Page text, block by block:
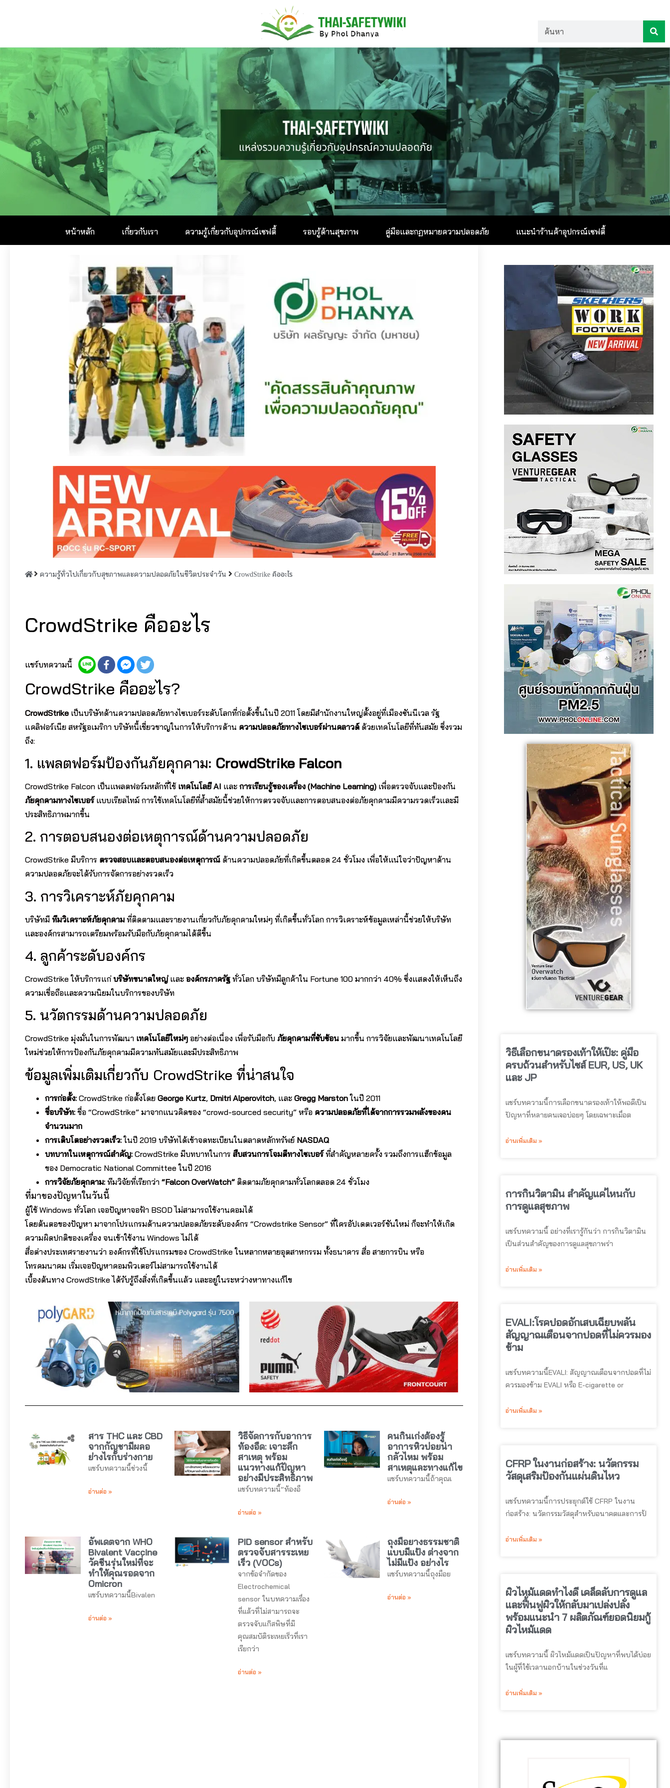
หน้าหลัก เกี่ยวกับเรา ความรู้เกี่ยวกับอุปกรณ์เซฟตี้ รอบรู้ด้านสุขภาพ คู่มือและกฏหมายความปลอดภัย แนะนำร้านค้าอุปกรณ์เซฟตี้
ความรู้ทั่วไปเกี่ยวกับสุขภาพและความปลอดภัยในชีวิตประจำวัน CrowdStrike คืออะไร
CrowdStrike คืออะไร
แชร์บทความนี้
CrowdStrike คืออะไร?
CrowdStrike เป็นบริษัทด้านความปลอดภัยทางไซเบอร์ระดับโลกที่ก่อตั้งขึ้นในปี 2011 โดยมีสำนักงานใหญ่ตั้งอยู่ที่เมืองซันนีเวล รัฐ
แคลิฟอร์เนีย สหรัฐอเมริกา บริษัทนี้เชี่ยวชาญในการให้บริการด้าน ความปลอดภัยทางไซเบอร์ผ่านคลาวด์ด้วยเทคโนโลยีที่ทันสมัย ซึ่งรวม
ถึง:
1. แพลตฟอร์มป้องกันภัยคุกคาม: CrowdStrike Falcon
CrowdStrike Falcon เป็นแพลตฟอร์มหลักที่ใช้ เทคโนโลยี AI และ การเรียนรู้ของเครื่อง (Machine Learning) เพื่อตรวจจับและป้องกัน
ภัยคุกคามทางไซเบอร์แบบเรียลไทม์ การใช้เทคโนโลยีที่ล้ำสมัยนี้ช่วยให้การตรวจจับและการตอบสนองต่อภัยคุกคามมีความรวดเร็วและมี
ประสิทธิภาพมากขึ้น
2. การตอบสนองต่อเหตุการณ์ด้านความปลอดภัย
CrowdStrike มีบริการ ตรวจสอบและตอบสนองต่อเหตุการณ์ ด้านความปลอดภัยที่เกิดขึ้นตลอด 24 ชั่วโมง เพื่อให้แน่ใจว่าปัญหาด้าน
ความปลอดภัยจะได้รับการจัดการอย่างรวดเร็ว
3. การวิเคราะห์ภัยคุกคาม
บริษัทมี ทีมวิเคราะห์ภัยคุกคาม ที่ติดตามและรายงานเกี่ยวกับภัยคุกคามใหม่ๆ ที่เกิดขึ้นทั่วโลก การวิเคราะห์ข้อมูลเหล่านี้ช่วยให้บริษัท
และองค์กรสามารถเตรียมพร้อมรับมือกับภัยคุกคามได้ดีขึ้น
4. ลูกค้าระดับองค์กร
CrowdStrike ให้บริการแก่บริษัทขนาดใหญ่และ องค์กรภาครัฐ ทั่วโลก บริษัทมีลูกค้าใน Fortune 100 มากกว่า 40% ซึ่งแสดงให้เห็นถึง
ความเชื่อถือและความนิยมในบริการของบริษัท
5. นวัตกรรมด้านความปลอดภัย
CrowdStrike มุ่งมั่นในการพัฒนา เทคโนโลยีใหม่ๆ อย่างต่อเนื่อง เพื่อรับมือกับ ภัยคุกคามที่ซับซ้อน มากขึ้น การวิจัยและพัฒนาเทคโนโลยี
ใหม่ช่วยให้การป้องกันภัยคุกคามมีความทันสมัยและมีประสิทธิภาพ
ข้อมูลเพิ่มเติมเกี่ยวกับ CrowdStrike ที่น่าสนใจ
การก่อตั้ง: CrowdStrike ก่อตั้งโดย George Kurtz, Dmitri Alperovitch, และ Gregg Marstonในปี 2011
ชื่อบริษัท: ชื่อ “CrowdStrike” มาจากแนวคิดของ “crowd-sourced security” หรือ ความปลอดภัยที่ได้จากการรวมพลังของคน
จำนวนมาก
การเติบโตอย่างรวดเร็ว:ในปี 2019 บริษัทได้เข้าจดทะเบียนในตลาดหลักทรัพย์ NASDAQ
บทบาทในเหตุการณ์สำคัญ: CrowdStrike มีบทบาทในการ สืบสวนการโจมตีทางไซเบอร์ที่สำคัญหลายครั้ง รวมถึงการแฮ็กข้อมูล
ของ Democratic National Committee ในปี 2016
การวิจัยภัยคุกคาม: ทีมวิจัยที่เรียกว่า “Falcon OverWatch” ติดตามภัยคุกคามทั่วโลกตลอด 24 ชั่วโมง
ที่มาของปัญหาในวันนี้
ผู้ใช้ Windows ทั่วโลก เจอปัญหาจอฟ้า BSOD ไม่สามารถใช้งานคอมได้
โดยต้นตอของปัญหา มาจากโปรแกรมด้านความปลอดภัยระดับองค์กร “Crowdstrike Sensor” ที่ใครอัปเดตเวอร์ชันใหม่ ก็จะทำให้เกิด
ความผิดปกติของเครื่อง จนเข้าใช้งาน Windows ไม่ได้
สื่อต่างประเทศรายงานว่า องค์กรที่ใช้โปรแกรมของ CrowdStrike ในหลากหลายอุตสาหกรรม ทั้งธนาคาร สื่อ สายการบิน หรือ
โทรคมนาคม เริ่มเจอปัญหาคอมพิวเตอร์ไม่สามารถใช้งานได้
เบื้องต้นทาง CrowdStrike ได้รับรู้ถึงสิ่งที่เกิดขึ้นแล้ว และอยู่ในระหว่างหาทางแก้ไข
สาร THC และ CBD
จากกัญชามีผลอ
ย่างไรกับร่างกาย
แชร์บทความนี้ช่วงนี้
อ่านต่อ »
วิธีจัดการกับอาการ
ท้องอืด: เจาะลึก
สาเหตุ พร้อม
แนวทางแก้ปัญหา
อย่างมีประสิทธิภาพ
แชร์บทความนี้“ท้องอื
อ่านต่อ »
คนกินเก่งต้องรู้
อาการหิวบ่อยน่า
กลัวไหม พร้อม
สาเหตุและทางแก้ไข
แชร์บทความนี้ถ้าคุณเ
อ่านต่อ »
อัพเดตจาก WHO
Bivalent Vaccine
วัคซีนรุ่นใหม่ที่จะ
ทำให้คุณรอดจาก
Omicron
แชร์บทความนี้Bivalen
อ่านต่อ »
PID sensor สำหรับ
ตรวจจับสารระเหย
เร็ว (VOCs)
จากข้อจำกัดของ
Electrochemical
sensor ในบทความเรื่อง
ที่แล้วที่ไม่สามารถจะ
ตรวจจับแก๊สพิษที่มี
คุณสมบัติระเหยเร็วที่เรา
เรียกว่า
อ่านต่อ »
ถุงมือยางธรรมชาติ
แบบมีแป้ง ต่างจาก
ไม่มีแป้ง อย่างไร
แชร์บทความนี้ถุงมือย
อ่านต่อ »
วิธีเลือกขนาดรองเท้าให้เป๊ะ: คู่มือ
ครบถ้วนสำหรับไซส์ EUR, US, UK
และ JP
แชร์บทความนี้การเลือกขนาดรองเท้าให้พอดีเป็น
ปัญหาที่หลายคนเจอบ่อยๆ โดยเฉพาะเมื่อต
อ่านเพิ่มเติม »
การกินวิตามิน สำคัญแค่ไหนกับ
การดูแลสุขภาพ
แชร์บทความนี้ อย่างที่เรารู้กันว่า การกินวิตามิน
เป็นส่วนสำคัญของการดูแลสุขภาพร่า
อ่านเพิ่มเติม »
EVALI:โรคปอดอักเสบเฉียบพลัน
สัญญาณเตือนจากปอดที่ไม่ควรมอง
ข้าม
แชร์บทความนี้EVALI: สัญญาณเตือนจากปอดที่ไม่
ควรมองข้าม EVALI หรือ E-cigarette or
อ่านเพิ่มเติม »
CFRP ในงานก่อสร้าง: นวัตกรรม
วัสดุเสริมป้องกันแผ่นดินไหว
แชร์บทความนี้การประยุกต์ใช้ CFRP ในงาน
ก่อสร้าง: นวัตกรรมวัสดุสำหรับอนาคตและการป้
อ่านเพิ่มเติม »
ผิวไหม้แดดทำไงดี เคล็ดลับการดูแล
และฟื้นฟูผิวให้กลับมาเปล่งปลั่ง
พร้อมแนะนำ 7 ผลิตภัณฑ์ยอดนิยมกู้
ผิวไหม้แดด
แชร์บทความนี้ ผิวไหม้แดดเป็นปัญหาที่พบได้บ่อย
ในผู้ที่ใช้เวลานอกบ้านในช่วงวันที่แ
อ่านเพิ่มเติม »